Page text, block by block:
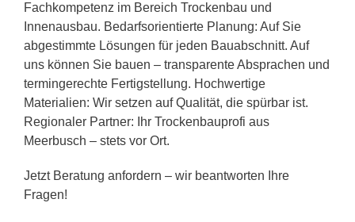
Fachkompetenz im Bereich Trockenbau und
Innenausbau. Bedarfsorientierte Planung: Auf Sie
abgestimmte Lösungen für jeden Bauabschnitt. Auf
uns können Sie bauen – transparente Absprachen und
termingerechte Fertigstellung. Hochwertige
Materialien: Wir setzen auf Qualität, die spürbar ist.
Regionaler Partner: Ihr Trockenbauprofi aus
Meerbusch – stets vor Ort.
Jetzt Beratung anfordern – wir beantworten Ihre
Fragen!